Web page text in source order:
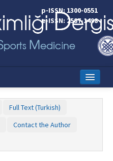
p-ISSN: 1300-0551
e-ISSN: 2587-1498
Full Text (Turkish)
Contact the Author